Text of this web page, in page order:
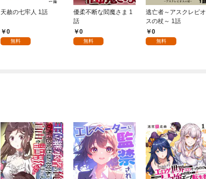
天赦の七牢人 1話
0
無料
優柔不断な閻魔さま 1
話
0
無料
逃亡者～アスクレピオ
スの杖～ 1話
0
無料